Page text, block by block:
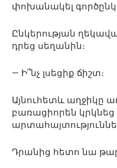
փոխանակել
Ընկերության
դրեց սեղանին։
— Ի՞նչ լսեցիք ճիշտ։
Այնուհետև աղջիկը
բառացիորեն կրկնեց
Դրանից հետո նա